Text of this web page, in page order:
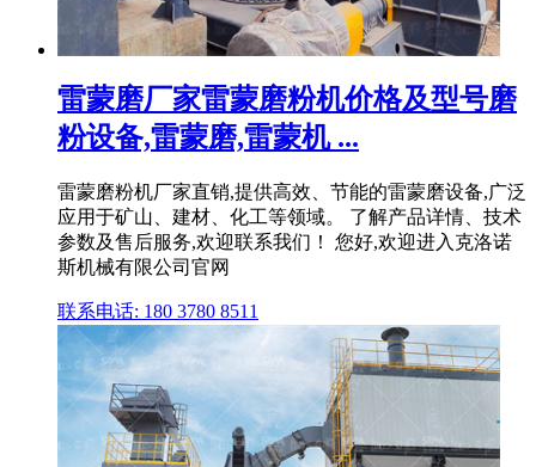
雷蒙磨厂家雷蒙磨粉机价格及型号磨
粉设备,雷蒙磨,雷蒙机 ...
雷蒙磨粉机厂家直销,提供高效、节能的雷蒙磨设备,广泛
应用于矿山、建材、化工等领域。 了解产品详情、技术
参数及售后服务,欢迎联系我们！ 您好,欢迎进入克洛诺
斯机械有限公司官网
联系电话: 180 3780 8511